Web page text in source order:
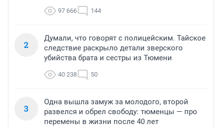
97 666 144
2
Думали, что говорят с полицейским. Тайское
следствие раскрыло детали зверского
убийства брата и сестры из Тюмени
40 238 50
3
Одна вышла замуж за молодого, второй
развелся и обрел свободу: тюменцы — про
перемены в жизни после 40 лет